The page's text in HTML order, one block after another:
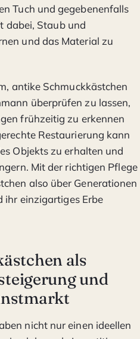
Tuch und gegebenenfalls
dabei, Staub und
und das Material zu
antike Schmuckkästchen
überprüfen zu lassen,
frühzeitig zu erkennen
Restaurierung kann
Objekts zu erhalten und
Mit der richtigen Pflege
also über Generationen
ihr einzigartiges Erbe
als
und
nicht nur einen ideellen